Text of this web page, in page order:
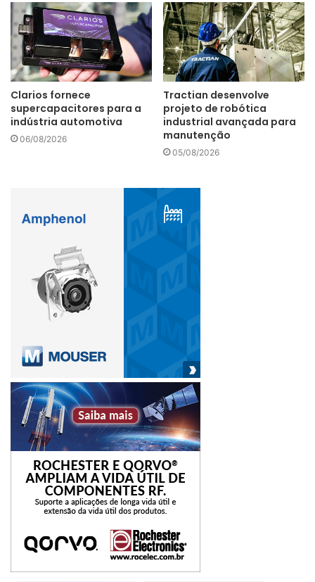
já está disponível para compra e pode ser adquirida em
centros de revendas e distribuidoras autorizados pela TS
Shara.
no-breaks TS Shara
UPS PDV Checkout
Clarios fornece
supercapacitores para a
indústria automotiva
06/08/2026
Tractian desenvolve
projeto de robótica
industrial avançada para
manutenção
05/08/2026